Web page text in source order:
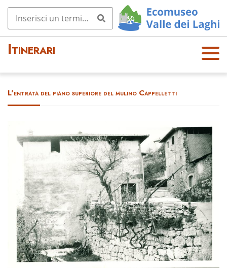
Itinerari
OPE
N
L'entrata del piano superiore del mulino Cappelletti